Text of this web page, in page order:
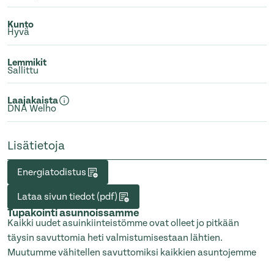
Kunto
Hyvä
Lemmikit
Sallittu
Laajakaista
DNA Welho
Lisätietoja
Energiatodistus
Lataa sivun tiedot (pdf)
Tupakointi asunnoissamme
Kaikki uudet asuinkiinteistömme ovat olleet jo pitkään
täysin savuttomia heti valmistumisestaan lähtien.
Muutumme vähitellen savuttomiksi kaikkien asuntojemme